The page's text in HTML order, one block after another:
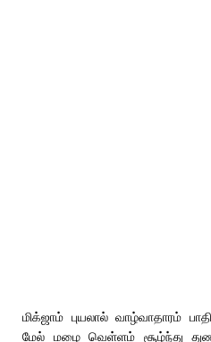
மிக்ஜாம் புயலால் வாழ்வாதாரம்
மேல் மழை வெள்ளம் சூழ்ந்து